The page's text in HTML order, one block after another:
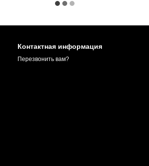
Контактная информация
Перезвонить вам?